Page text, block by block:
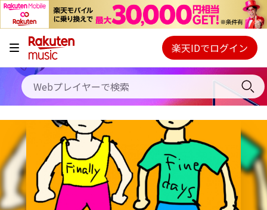
キャンペーン
料金プラン
使い方
初回30日間無料お試し
Webプレイヤー
ご契約内容の確認・変更
楽天IDでログイン